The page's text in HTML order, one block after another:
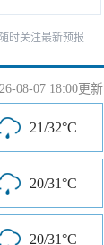
时关注最新预报.....
08-07 18:00更新
21/32°C
20/31°C
20/31°C